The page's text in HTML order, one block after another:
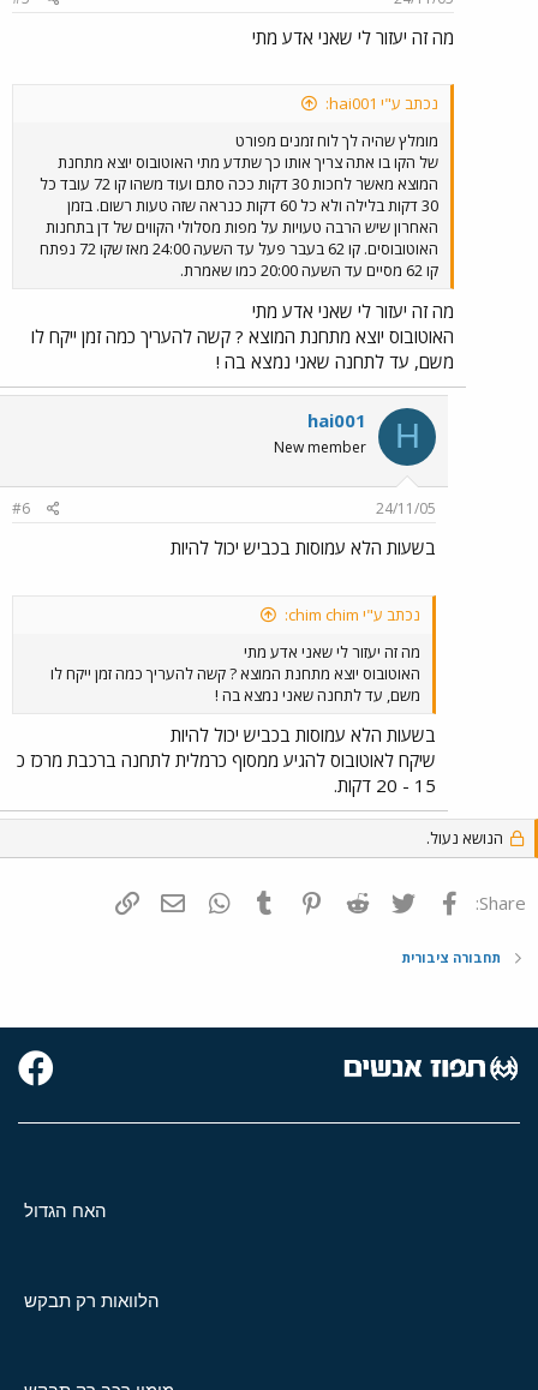
מה זה יעזור לי שאני אדע מתי
נכתב ע"י hai001:
מומלץ שהיה לך לוח זמנים מפורט
של הקו בו אתה צריך אותו כך שתדע מתי האוטובוס יוצא מתחנת
המוצא מאשר לחכות 30 דקות ככה סתם ועוד משהו קו 72 עובד כל
30 דקות בלילה ולא כל 60 דקות כנראה שזה טעות רשום. בזמן
האחרון שיש הרבה טעויות על מפות מסלולי הקווים של דן בתחנות
האוטובוסים. קו 62 בעבר פעל עד השעה 24:00 מאז שקו 72 נפתח
קו 62 מסיים עד השעה 20:00 כמו שאמרת.
מה זה יעזור לי שאני אדע מתי
האוטובוס יוצא מתחנת המוצא ? קשה להעריך כמה זמן ייקח לו
משם, עד לתחנה שאני נמצא בה !
H
hai001
New member
24/11/05
#6
בשעות הלא עמוסות בכביש יכול להיות
נכתב ע"י chim chim:
מה זה יעזור לי שאני אדע מתי
האוטובוס יוצא מתחנת המוצא ? קשה להעריך כמה זמן ייקח לו
משם, עד לתחנה שאני נמצא בה !
בשעות הלא עמוסות בכביש יכול להיות
שיקח לאוטובוס להגיע ממסוף כרמלית לתחנה ברכבת מרכז כ
15 - 20 דקות.
הנושא נעול.
Share: פייסבוק Twitter
Reddit
Pinterest
Tumblr
WhatsAppדואר אלקטרוני
תחבורה ציבורית
האח הגדול
הלוואות רק תבקש